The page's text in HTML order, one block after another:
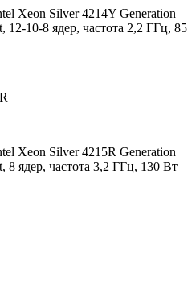
Xeon Silver 4214Y Generation
12-10-8 ядер, частота 2,2 ГГц, 85
Xeon Silver 4215R Generation
8 ядер, частота 3,2 ГГц, 130 Вт